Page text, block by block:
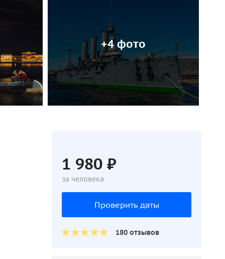
+4 фото
1 980 ₽
за человека
Проверить даты
180 отзывов